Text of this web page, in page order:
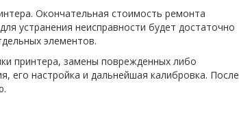
Окончательная стоимость ремонта
устранения неисправности будет достаточно
элементов.
принтера, замены поврежденных либо
его настройка и дальнейшая калибровка. После